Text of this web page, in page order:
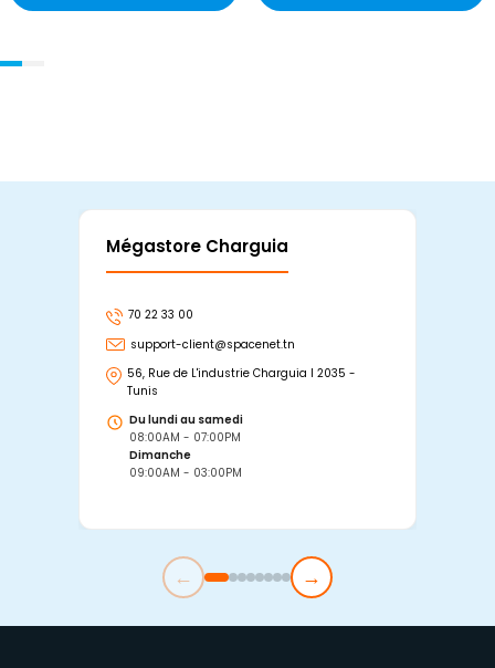
Mégastore Charguia
70 22 33 00
support-client@spacenet.tn
56, Rue de L'industrie Charguia I 2035 -
Tunis
Du lundi au samedi
08:00AM - 07:00PM
Dimanche
09:00AM - 03:00PM
← →